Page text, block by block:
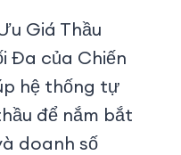
Giá Thầu
Đa của Chiến
hệ thống tự
để nắm bắt
doanh số